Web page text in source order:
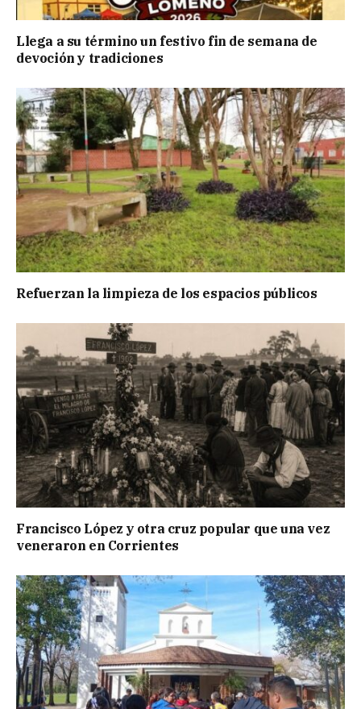
Llega a su término un festivo fin de semana de
devoción y tradiciones
Refuerzan la limpieza de los espacios públicos
Francisco López y otra cruz popular que una vez
veneraron en Corrientes